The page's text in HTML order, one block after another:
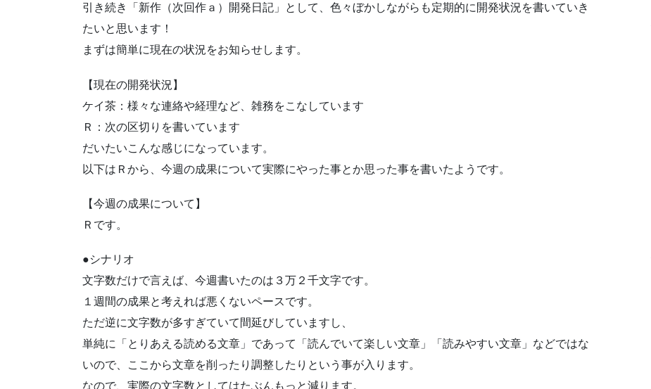
引き続き「新作（次回作ａ）開発日記」として、色々ぼかしながらも定期的に開発状況を書いていき
たいと思います！
まずは簡単に現在の状況をお知らせします。
【現在の開発状況】
ケイ茶：様々な連絡や経理など、雑務をこなしています
Ｒ：次の区切りを書いています
だいたいこんな感じになっています。
以下はＲから、今週の成果について実際にやった事とか思った事を書いたようです。
【今週の成果について】
Ｒです。
●シナリオ
文字数だけで言えば、今週書いたのは３万２千文字です。
１週間の成果と考えれば悪くないペースです。
ただ逆に文字数が多すぎていて間延びしていますし、
単純に「とりあえる読める文章」であって「読んでいて楽しい文章」「読みやすい文章」などではな
いので、ここから文章を削ったり調整したりという事が入ります。
なので、実際の文字数としてはたぶんもっと減ります。